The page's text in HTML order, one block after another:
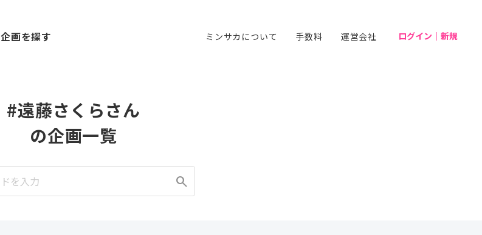
企画を探す ミンサカについて 手数料 運営会社 ログイン｜新規
#遠藤さくらさん
の企画一覧
search